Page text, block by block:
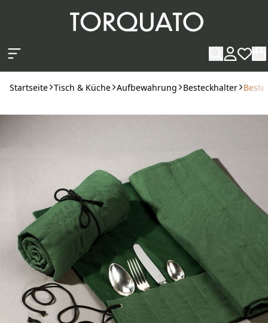
Startseite Tisch & Küche Aufbewahrung Besteckhalter